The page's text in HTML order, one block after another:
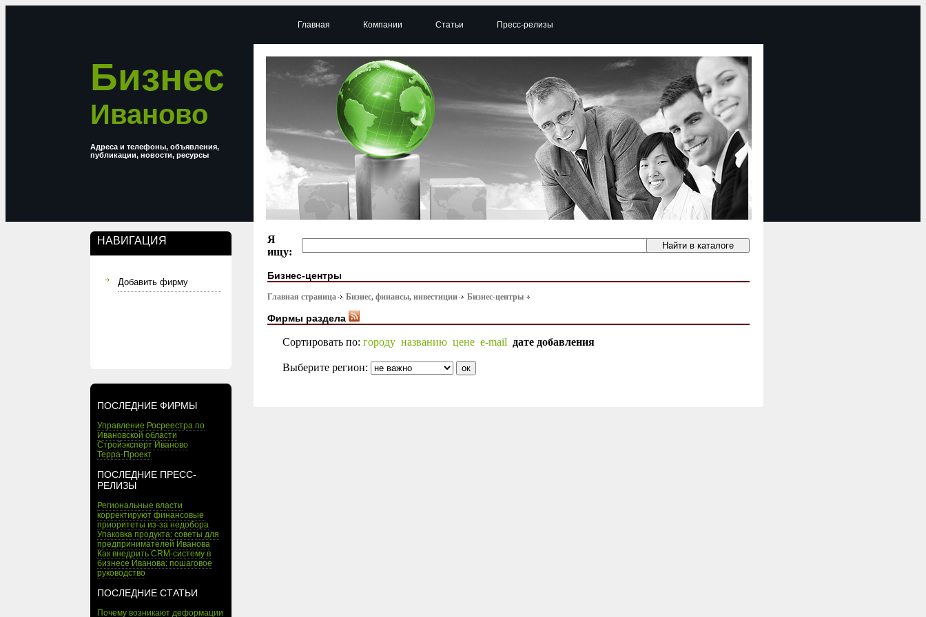
Бизнес
Иваново
Адреса и телефоны, объявления,
публикации, новости, ресурсы
НАВИГАЦИЯ
Добавить фирму
ПОСЛЕДНИЕ ФИРМЫ
Управление Росреестра по
Ивановской области
Стройэксперт Иваново
Терра-Проект
ПОСЛЕДНИЕ ПРЕСС-
РЕЛИЗЫ
Региональные власти
корректируют финансовые
приоритеты из-за недобора
Упаковка продукта: советы для
предпринимателей Иванова
Как внедрить CRM-систему в
бизнесе Иванова: пошаговое
руководство
ПОСЛЕДНИЕ СТАТЬИ
Почему возникают деформации
Главная Компании Статьи Пресс-релизы
Я
ищу:
Бизнес-центры
Главная страница Бизнес, финансы, инвестиции Бизнес-центры
Фирмы раздела
Сортировать по: городу названию цене e-mail дате добавления
Выберите регион: